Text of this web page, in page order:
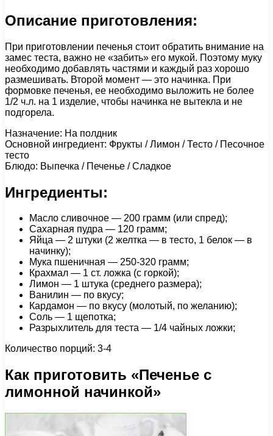
Описание приготовления:
При приготовлении печенья стоит обратить внимание на
замес теста, важно не «забить» его мукой. Поэтому муку
необходимо добавлять частями и каждый раз хорошо
размешивать. Второй момент — это начинка. При
формовке печенья, ее необходимо выложить не более
1/2 ч.л. на 1 изделие, чтобы начинка не вытекла и не
подгорела.
Назначение: На полдник
Основной ингредиент: Фрукты / Лимон / Тесто / Песочное
тесто
Блюдо: Выпечка / Печенье / Сладкое
Ингредиенты:
Масло сливочное — 200 грамм (или спред);
Сахарная пудра — 120 грамм;
Яйца — 2 штуки (2 желтка — в тесто, 1 белок — в
начинку);
Мука пшеничная — 250-320 грамм;
Крахмал — 1 cт. ложка (с горкой);
Лимон — 1 штука (среднего размера);
Ванилин — по вкусу;
Кардамон — по вкусу (молотый, по желанию);
Соль — 1 щепотка;
Разрыхлитель для теста — 1/4 чайных ложки;
Количество порций: 3-4
Как приготовить «Печенье с
лимонной начинкой»